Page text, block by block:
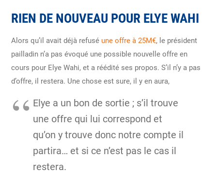
RIEN DE NOUVEAU POUR ELYE WAHI
Alors qu’il avait déjà refusé une offre à 25M€, le président
pailladin n’a pas évoqué une possible nouvelle offre en
cours pour Elye Wahi, et a réédité ses propos. S’il n’y a pas
d’offre, il restera. Une chose est sure, il y en aura,
Elye a un bon de sortie ; s’il trouve
une offre qui lui correspond et
qu’on y trouve donc notre compte il
partira… et si ce n’est pas le cas il
restera.